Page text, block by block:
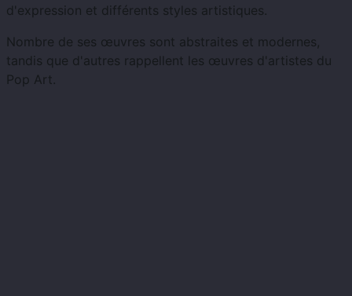
d'expression et différents styles artistiques.
Nombre de ses œuvres sont abstraites et modernes,
tandis que d'autres rappellent les œuvres d'artistes du
Pop Art.